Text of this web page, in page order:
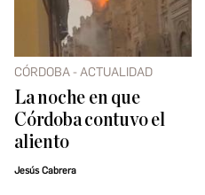
CÓRDOBA - ACTUALIDAD
La noche en que
Córdoba contuvo el
aliento
Jesús Cabrera